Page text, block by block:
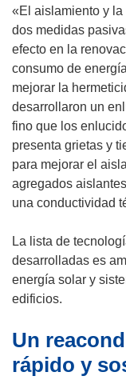
«El aislamiento y
dos medidas
efecto en la
consumo de
mejorar la
desarrollaron un
fino que los
presenta grietas y
para mejorar el
agregados
una conductividad
La lista de
desarrolladas es
energía solar y
edificios.
Un
rápido y